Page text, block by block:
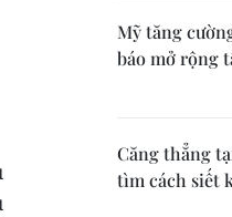
Mỹ tăng
báo mở rộng
Căng thẳng
tìm cách siết